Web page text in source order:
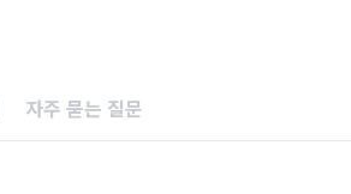
자주 묻는 질문